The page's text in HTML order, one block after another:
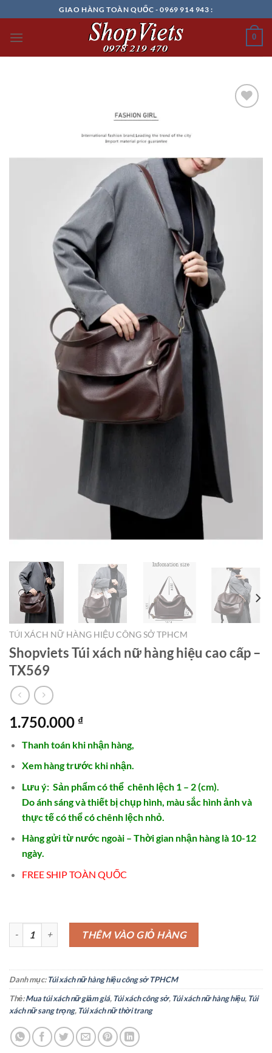
đến
nội
GIAO HÀNG TOÀN QUỐC - 0969 914 943 :
0
TÚI XÁCH NỮ HÀNG HIỆU CÔNG SỞ TPHCM
Shopviets Túi xách nữ hàng hiệu cao cấp –
TX569
1.750.000 ₫
Thanh toán khi nhận hàng,
Xem hàng trước khi nhận.
Lưu ý: Sản phẩm có thể chênh lệch 1 – 2 (cm).
Do ánh sáng và thiết bị chụp hình, màu sắc hình ảnh và
thực tế có thể có chênh lệch nhỏ.
Hàng gửi từ nước ngoài – Thời gian nhận hàng là 10-12
ngày.
FREE SHIP TOÀN QUỐC
Shopviets Túi xách nữ hàng hiệu cao cấp - TX569 số lượng
THÊM VÀO GIỎ HÀNG
Danh mục:Túi xách nữ hàng hiệu công sở TPHCM
Thẻ:Mua túi xách nữ giảm giá, Túi xách công sở, Túi xách nữ hàng hiệu, Túi
xách nữ sang trọng, Túi xách nữ thời trang